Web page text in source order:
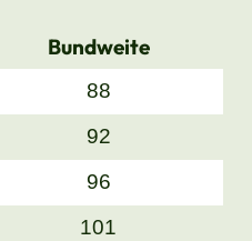
Bundweite
88
92
96
101